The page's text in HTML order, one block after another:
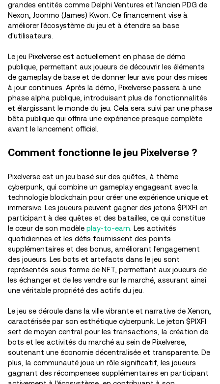
grandes entités comme Delphi Ventures et l'ancien PDG de
Nexon, Joonmo (James) Kwon. Ce financement vise à
améliorer l'écosystème du jeu et à étendre sa base
d'utilisateurs.
Le jeu Pixelverse est actuellement en phase de démo
publique, permettant aux joueurs de découvrir les éléments
de gameplay de base et de donner leur avis pour des mises
à jour continues. Après la démo, Pixelverse passera à une
phase alpha publique, introduisant plus de fonctionnalités
et élargissant le monde du jeu. Cela sera suivi par une phase
bêta publique qui offrira une expérience presque complète
avant le lancement officiel.
Comment fonctionne le jeu Pixelverse ?
Pixelverse est un jeu basé sur des quêtes, à thème
cyberpunk, qui combine un gameplay engageant avec la
technologie blockchain pour créer une expérience unique et
immersive. Les joueurs peuvent gagner des jetons $PIXFI en
participant à des quêtes et des batailles, ce qui constitue
le cœur de son modèle play-to-earn . Les activités
quotidiennes et les défis fournissent des points
supplémentaires et des bonus, améliorant l'engagement
des joueurs. Les bots et artefacts dans le jeu sont
représentés sous forme de NFT, permettant aux joueurs de
les échanger et de les vendre sur le marché, assurant ainsi
une véritable propriété des actifs du jeu.
Le jeu se déroule dans la ville vibrante et narrative de Xenon,
caractérisée par son esthétique cyberpunk. Le jeton $PIXFI
sert de moyen central pour les transactions, la création de
bots et les activités du marché au sein de Pixelverse,
soutenant une économie décentralisée et transparente. De
plus, la communauté joue un rôle significatif, les joueurs
gagnant des récompenses supplémentaires en participant